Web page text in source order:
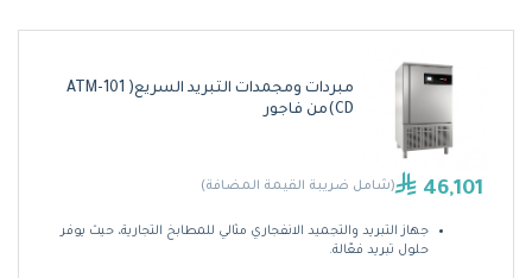
مبردات ومجمدات التبريد السريع( ATM-101
CD)من فاجور
46,101 (شامل ضريبة القيمة المضافة)
جهاز التبريد والتجميد الانفجاري مثالي للمطابخ التجارية، حيث يوفر
حلول تبريد فعّالة.